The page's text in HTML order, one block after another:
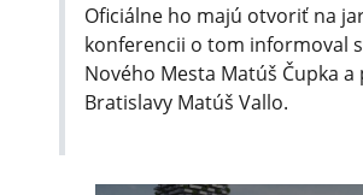
Oficiálne ho majú otvoriť na
konferencii o tom informoval
Nového Mesta Matúš Čupka
Bratislavy Matúš Vallo.